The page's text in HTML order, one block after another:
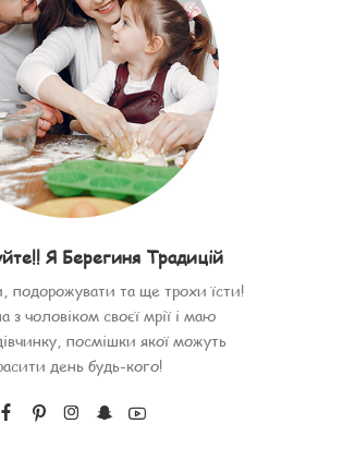
Я Берегиня Традицій
та ще трохи їсти!
з чоловіком своєї мрії і маю
посмішки якої можуть
день будь-кого!